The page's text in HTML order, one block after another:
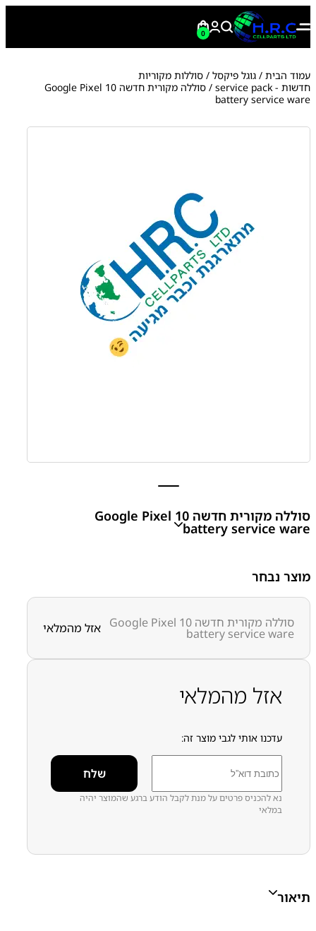
0
עמוד הבית / גוגל פיקסל / סוללות מקוריות
חדשות - service pack
/ סוללה מקורית חדשה Google Pixel 10
battery service ware
סוללה מקורית חדשה Google Pixel 10
battery service ware
מק״ט:
קטגוריות:Pixel 10 גוגל פיקסל גוגל פיקסל - Google Pixel
חדשות - service pack
מוצר נבחר
סוללה מקורית חדשה Google Pixel 10
battery service ware אזל מהמלאי
אזל מהמלאי
עדכנו אותי לגבי מוצר זה:
נא להכניס פרטים על מנת לקבל הודע ברגע שהמוצר יהיה
במלאי
תיאור